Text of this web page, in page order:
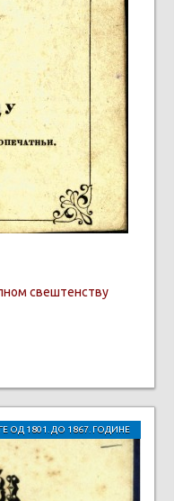
свештенству
ОД 1801. ДО 1867. ГОДИНЕ